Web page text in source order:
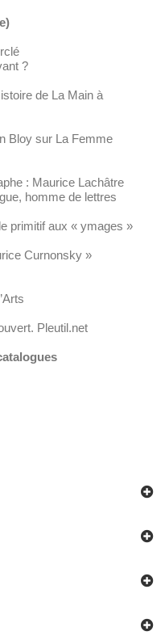
?
de La Main à
Bloy sur La Femme
: Maurice Lachâtre
homme de lettres
primitif aux « ymages »
Curnonsky »
Pleutil.net